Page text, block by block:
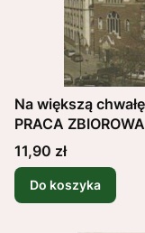
Na większą
PRACA ZBIOROWA
Cena
11,90 zł
Do koszyka